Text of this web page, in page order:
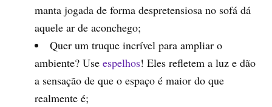
manta jogada de forma despretensiosa no sofá dá
aquele ar de aconchego;
Quer um truque incrível para ampliar o
ambiente? Use espelhos! Eles refletem a luz e dão
a sensação de que o espaço é maior do que
realmente é;